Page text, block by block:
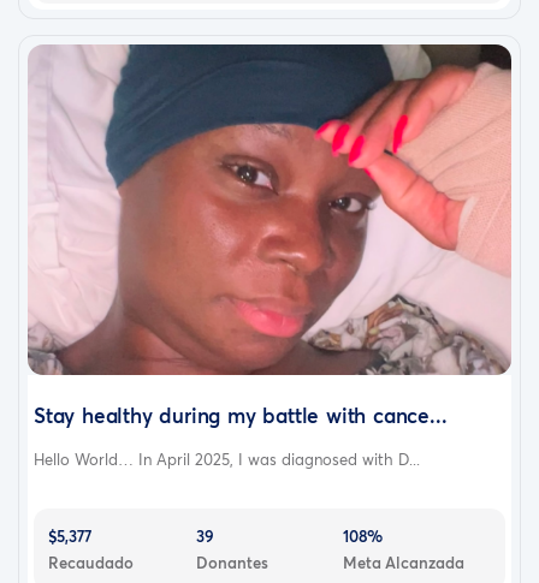
Stay healthy during my battle with cance...
Hello World… In April 2025, I was diagnosed with D...
$5,377
Recaudado
39
Donantes
108%
Meta Alcanzada